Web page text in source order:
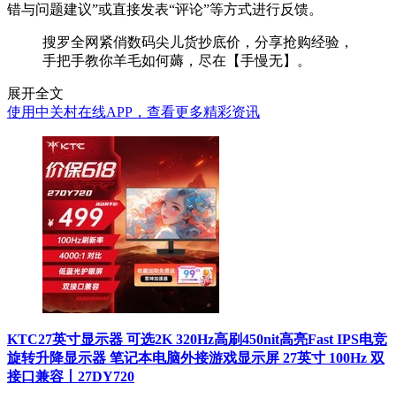
错与问题建议”或直接发表“评论”等方式进行反馈。
搜罗全网紧俏数码尖儿货抄底价，分享抢购经验，
手把手教你羊毛如何薅，尽在【手慢无】。
展开全文
使用中关村在线APP，查看更多精彩资讯
KTC27英寸显示器 可选2K 320Hz高刷450nit高亮Fast IPS电竞
旋转升降显示器 笔记本电脑外接游戏显示屏 27英寸 100Hz 双
接口兼容丨27DY720